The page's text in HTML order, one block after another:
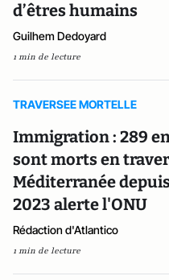
d’êtres humains
Guilhem Dedoyard
1 min de lecture
TRAVERSEE MORTELLE
Immigration : 289
sont morts en
Méditerranée
2023 alerte l'ONU
Rédaction d'Atlantico
1 min de lecture